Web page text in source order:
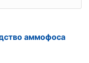
аммофоса